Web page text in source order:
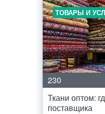
ТОВАРЫ И
230
Ткани оптом:
поставщика